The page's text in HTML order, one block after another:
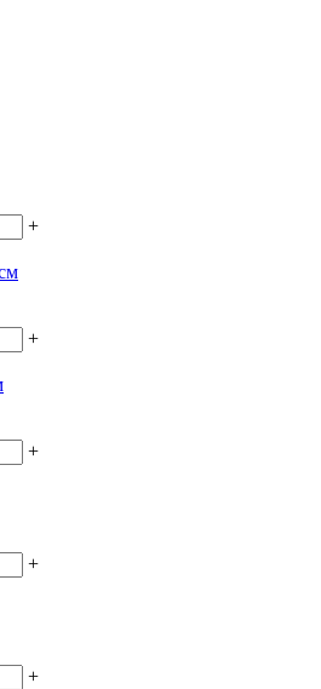
+
+
+
+
+